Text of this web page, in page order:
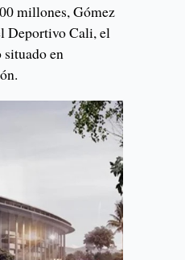
millones, Gómez
Deportivo Cali, el
en